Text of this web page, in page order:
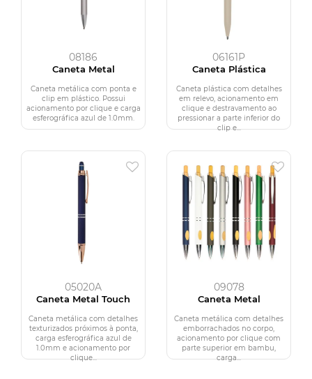
08186
Caneta Metal
Caneta metálica com ponta e
clip em plástico. Possui
acionamento por clique e carga
esferográfica azul de 1.0mm.
06161P
Caneta Plástica
Caneta plástica com detalhes
em relevo, acionamento em
clique e destravamento ao
pressionar a parte inferior do
clip e...
05020A
Caneta Metal Touch
Caneta metálica com detalhes
texturizados próximos à ponta,
carga esferográfica azul de
1.0mm e acionamento por
clique...
09078
Caneta Metal
Caneta metálica com detalhes
emborrachados no corpo,
acionamento por clique com
parte superior em bambu,
carga...